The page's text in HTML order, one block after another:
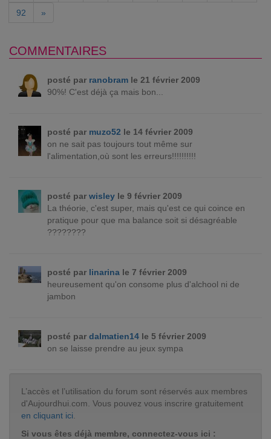
92 »
COMMENTAIRES
posté par ranobramle 21 février 2009
90%! C'est déjà ça mais bon...
posté par muzo52 le 14 février 2009
on ne sait pas toujours tout même sur
l'alimentation,où sont les erreurs!!!!!!!!!!
posté par wisleyle 9 février 2009
La théorie, c'est super, mais qu'est ce qui coince en
pratique pour que ma balance soit si désagréable
????????
posté par linarinale 7 février 2009
heureusement qu'on consome plus d'alchool ni de
jambon
posté par dalmatien14le 5 février 2009
on se laisse prendre au jeux sympa
L’accès et l’utilisation du forum sont réservés aux membres
d'Aujourdhui.com. Vous pouvez vous inscrire gratuitement
en cliquant ici
Si vous êtes déjà membre, connectez-vous ici :